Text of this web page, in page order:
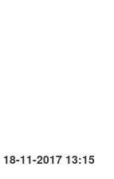
18-11-2017 13:15